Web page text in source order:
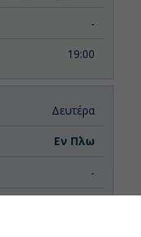
-
19:00
Δευτέρα
Εν Πλω
-